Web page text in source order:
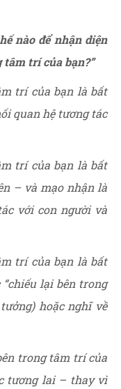
nào để nhận diện
tâm trí của bạn?”
trí của bạn là bất
quan hệ tương tác
trí của bạn là bất
– và mạo nhận là
với con người và
trí của bạn là bất
lại bên trong
hoặc nghĩ về
trong tâm trí của
tương lai – thay vì